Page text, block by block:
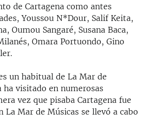
de Cartagena como antes
Youssou N*Dour, Salif Keita,
Oumou Sangaré, Susana Baca,
Omara Portuondo, Gino
un habitual de La Mar de
ha visitado en numerosas
vez que pisaba Cartagena fue
La Mar de Músicas se llevó a cabo